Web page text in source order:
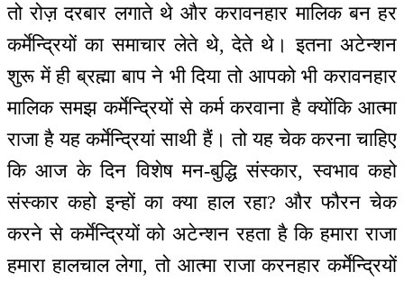
तो रोज़ दरबार लगाते थे और करावनहार मालिक बन हर
कर्मेन्द्रियों का समाचार लेते थे, देते थे। इतना अटेन्शन
शुरू में ही ब्रह्मा बाप ने भी दिया तो आपको भी करावनहार
मालिक समझ कर्मेन्द्रियों से कर्म करवाना है क्योंकि आत्मा
राजा है यह कर्मेन्द्रियां साथी हैं। तो यह चेक करना चाहिए
कि आज के दिन विशेष मन-बुद्धि संस्कार, स्वभाव कहो
संस्कार कहो इन्हों का क्या हाल रहा? और फौरन चेक
करने से कर्मेन्द्रियों को अटेन्शन रहता है कि हमारा राजा
हमारा हालचाल लेगा, तो आत्मा राजा करनहार कर्मेन्द्रियों